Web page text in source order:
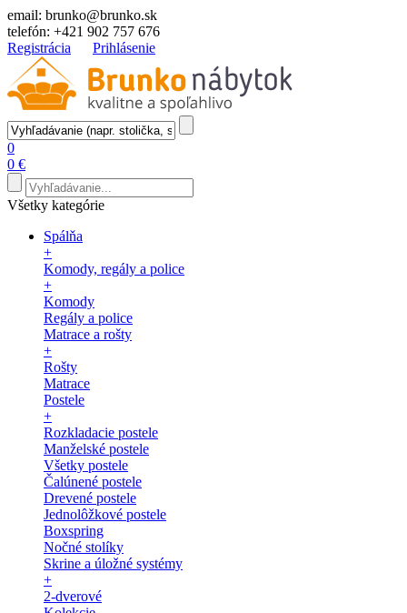
email: brunko@brunko.sk
telefón: +421 902 757 676
Registrácia
Prihlásenie
0
0 €
Všetky kategórie
Spálňa
+
Komody, regály a police
+
Komody
Regály a police
Matrace a rošty
+
Rošty
Matrace
Postele
+
Rozkladacie postele
Manželské postele
Všetky postele
Čalúnené postele
Drevené postele
Jednolôžkové postele
Boxspring
Nočné stolíky
Skrine a úložné systémy
+
2-dverové